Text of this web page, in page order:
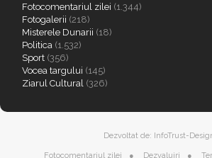
Fotocomentariul zilei (1.344)
Fotogalerii (218)
Misterele Dunarii (18)
Politica (1.532)
Sport (356)
Vocea targului (145)
Ziarul Cultural (326)
Dezvoltat de: InfoTrust-
Fotocomentariul zilei Dezvaluiri